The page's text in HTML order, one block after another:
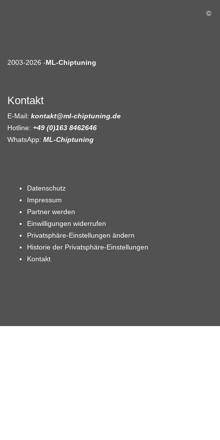
©
2003-2026 -ML-Chiptuning
Kontakt
E-Mail: kontakt@ml-chiptuning.de
Hotline: +49 (0)163 8462646
WhatsApp: ML-Chiptuning
Datenschutz
Impressum
Partner werden
Einwilligungen widerrufen
Privatsphäre-Einstellungen ändern
Historie der Privatsphäre-Einstellungen
Kontakt